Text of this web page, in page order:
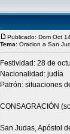
Publicado: Dom Oct
Tema: Oracion a San
Festividad: 28 de
Nacionalidad: judía
Patrón: situaciones
CONSAGRACIÓN
San Judas, Apóstol